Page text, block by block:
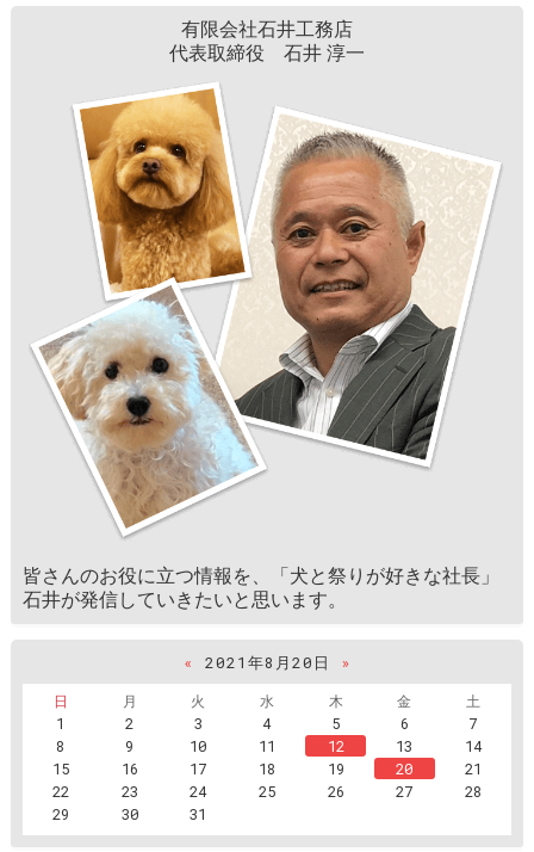
有限会社石井工務店
代表取締役 石井 淳一
皆さんのお役に立つ情報を、「犬と祭りが好きな社長」
石井が発信していきたいと思います。
« 2021年8月20日
»
日
月 火 水 木 金
土
1
2 3 4 5 6
7
8
9 10 11 12 13
14
15
16 17 18 19 20
21
22
23 24 25 26 27
28
29
30 31